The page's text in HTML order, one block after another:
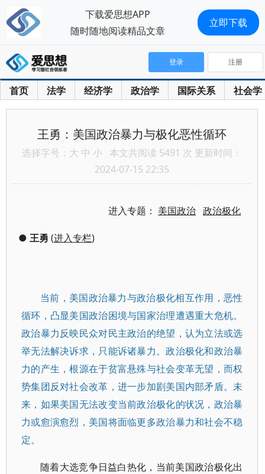
首页 法学 经济学 政治学 国际关系 社会学
登录 注册
王勇：美国政治暴力与极化恶性循环
选择字号： 大 中 小 本文共阅读 5491 次 更新时间：
2024-07-15 22:35
进入专题： 美国政治 政治极化
● 王勇 (进入专栏)
当前，美国政治暴力与政治极化相互作用，恶性
循环，凸显美国政治困境与国家治理遭遇重大危机。
政治暴力反映民众对民主政治的绝望，认为立法或选
举无法解决诉求，只能诉诸暴力。政治极化和政治暴
力的产生，根源在于贫富悬殊与社会变革无望，而权
势集团反对社会改革，进一步加剧美国内部矛盾。未
来，如果美国无法改变当前政治极化的状况，政治暴
力或愈演愈烈，美国将面临更多政治暴力和社会不稳
定。
随着大选竞争日益白热化，当前美国政治极化出
下载爱思想APP
随时随地阅读精品文章
立即下载